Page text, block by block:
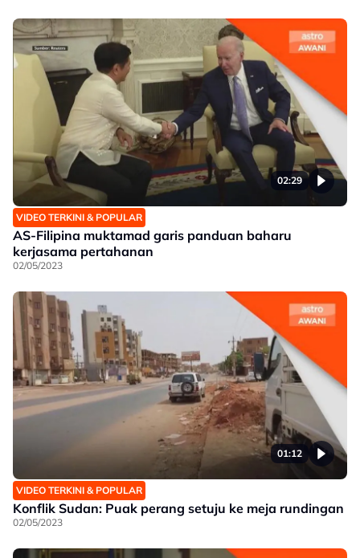
02:29
VIDEO TERKINI & POPULAR
AS-Filipina muktamad garis panduan baharu
kerjasama pertahanan
02/05/2023
01:12
VIDEO TERKINI & POPULAR
Konflik Sudan: Puak perang setuju ke meja rundingan
02/05/2023